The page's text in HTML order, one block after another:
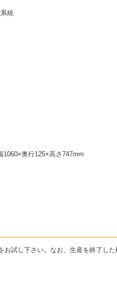
統
1060×奥行125×高さ747mm
試し下さい。なお、生産を終了し